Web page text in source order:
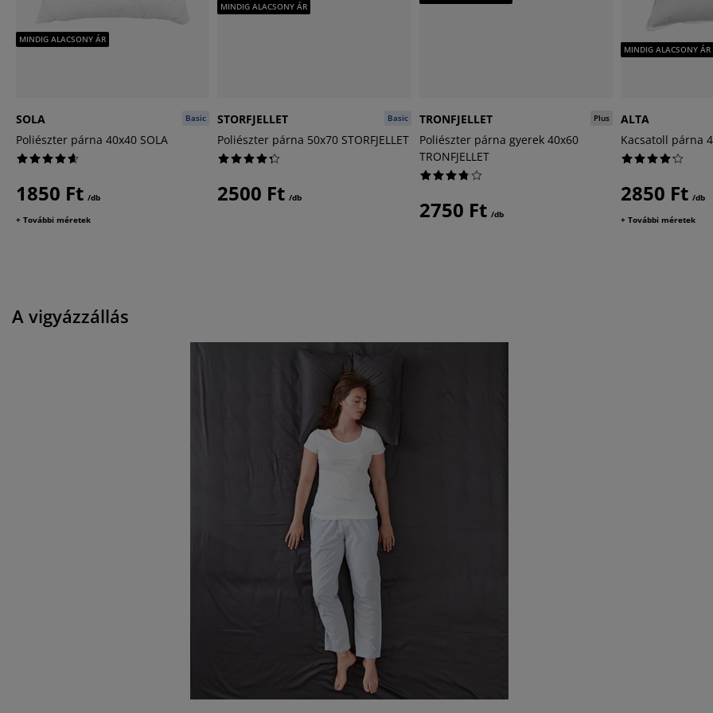
MINDIG ALACSONY ÁR
Basic
SOLA
Poliészter párna 40x40 SOLA
1850 Ft /db
+ További méretek
MINDIG ALACSONY ÁR
Basic
STORFJELLET
Poliészter párna 50x70 STORFJELLET
2500 Ft /db
Plus
TRONFJELLET
Poliészter párna gyerek 40x60
TRONFJELLET
2750 Ft /db
MINDIG ALACSONY ÁR
ALTA
Kacsatoll párna
2850 Ft /db
+ További méretek
A vigyázzállás